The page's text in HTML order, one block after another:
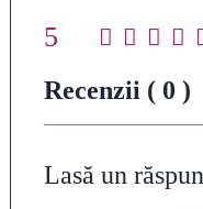
Average
5
Recenzii ( 0 )
Lasă un